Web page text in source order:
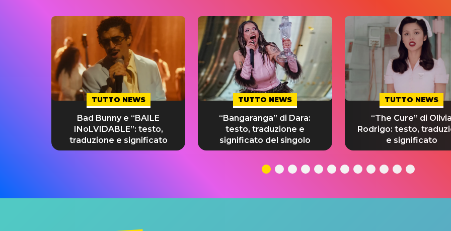
TUTTO NEWS
Bad Bunny e “BAILE
INoLVIDABLE”: testo,
traduzione e significato
TUTTO NEWS
“Bangaranga” di Dara:
testo, traduzione e
significato del singolo
TUTTO NEWS
“The Cure” di Olivia
Rodrigo: testo,
e significato